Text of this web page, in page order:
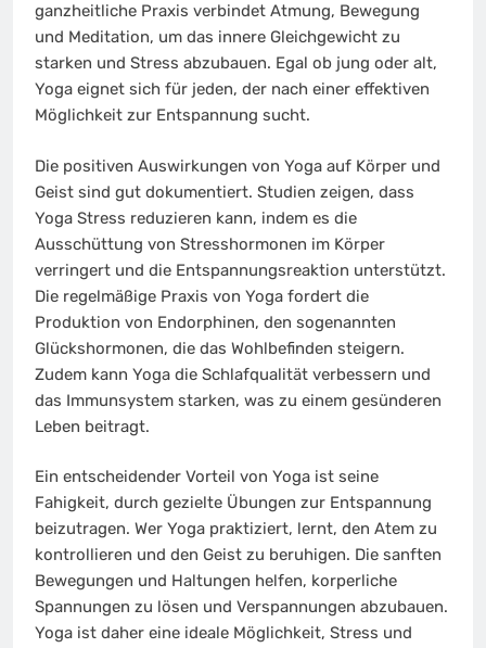
ganzheitliche Praxis verbindet Atmung, Bewegung
und Meditation, um das innere Gleichgewicht zu
starken und Stress abzubauen. Egal ob jung oder alt,
Yoga eignet sich für jeden, der nach einer effektiven
Möglichkeit zur Entspannung sucht.
Die positiven Auswirkungen von Yoga auf Körper und
Geist sind gut dokumentiert. Studien zeigen, dass
Yoga Stress reduzieren kann, indem es die
Ausschüttung von Stresshormonen im Körper
verringert und die Entspannungsreaktion unterstützt.
Die regelmäßige Praxis von Yoga fordert die
Produktion von Endorphinen, den sogenannten
Glückshormonen, die das Wohlbefinden steigern.
Zudem kann Yoga die Schlafqualität verbessern und
das Immunsystem starken, was zu einem gesünderen
Leben beitragt.
Ein entscheidender Vorteil von Yoga ist seine
Fahigkeit, durch gezielte Übungen zur Entspannung
beizutragen. Wer Yoga praktiziert, lernt, den Atem zu
kontrollieren und den Geist zu beruhigen. Die sanften
Bewegungen und Haltungen helfen, korperliche
Spannungen zu lösen und Verspannungen abzubauen.
Yoga ist daher eine ideale Möglichkeit, Stress und